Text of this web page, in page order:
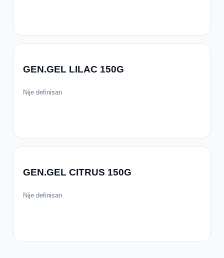
GEN.GEL LILAC 150G
Nije definisan
GEN.GEL CITRUS 150G
Nije definisan